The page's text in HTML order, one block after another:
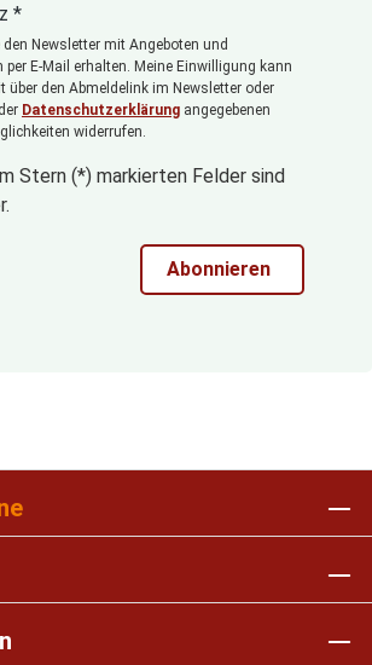
*
Newsletter mit Angeboten und
per E-Mail erhalten. Meine Einwilligung kann
über den Abmeldelink im Newsletter oder
Datenschutzerklärung angegebenen
widerrufen.
Stern (*) markierten Felder sind
Abonnieren